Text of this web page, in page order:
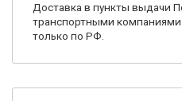
Доставка в пункты выдачи
транспортными компаниями
только по РФ.